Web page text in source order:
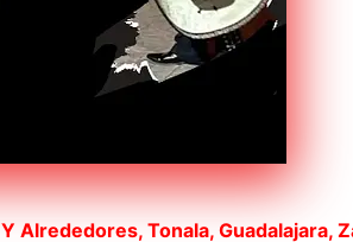
Y Alrededores, Tonala, Guadalajara,